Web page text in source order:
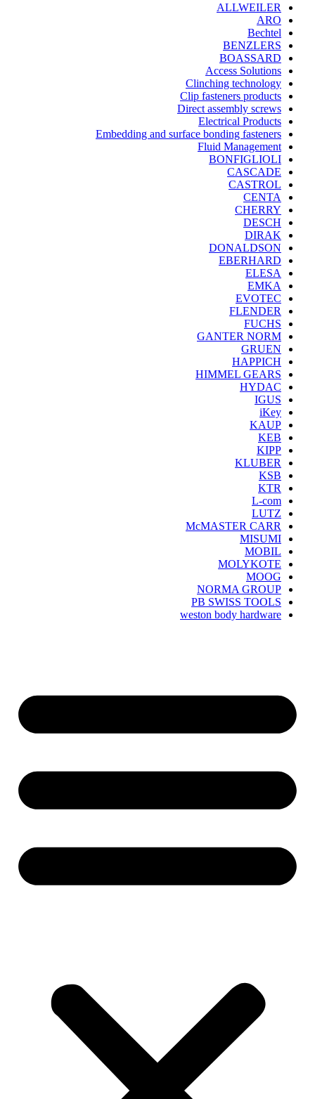
ALLWEILER
ARO
Bechtel
BENZLERS
BOASSARD
Access Solutions
Clinching technology
Clip fasteners products
Direct assembly screws
Electrical Products
Embedding and surface bonding fasteners
Fluid Management
BONFIGLIOLI
CASCADE
CASTROL
CENTA
CHERRY
DESCH
DIRAK
DONALDSON
EBERHARD
ELESA
EMKA
EVOTEC
FLENDER
FUCHS
GANTER NORM
GRUEN
HAPPICH
HIMMEL GEARS
HYDAC
IGUS
iKey
KAUP
KEB
KIPP
KLUBER
KSB
KTR
L-com
LUTZ
McMASTER CARR
MISUMI
MOBIL
MOLYKOTE
MOOG
NORMA GROUP
PB SWISS TOOLS
weston body hardware